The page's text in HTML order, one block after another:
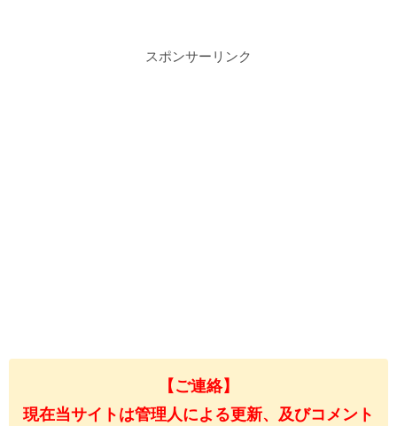
スポンサーリンク
【ご連絡】
現在当サイトは管理人による更新、及びコメント